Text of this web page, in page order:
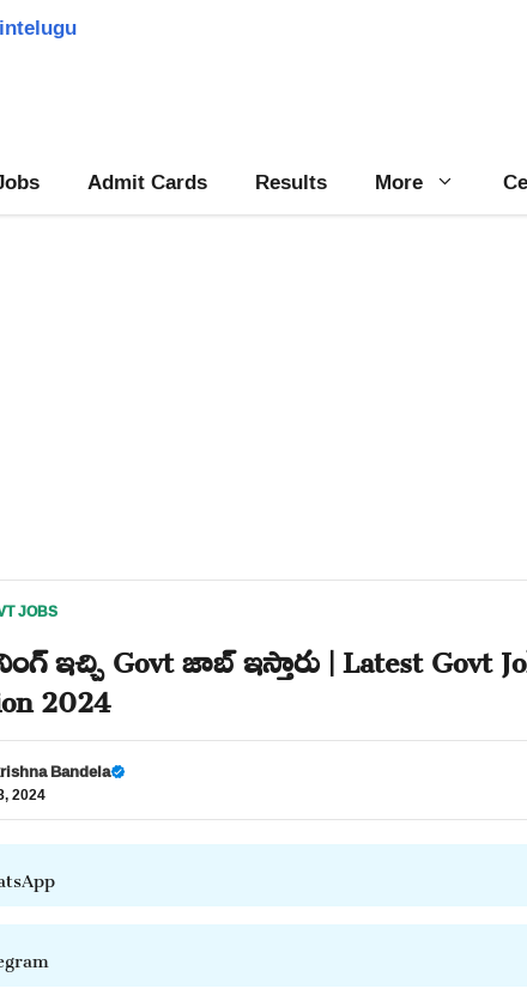
Admit Cards Results More
JOBS
ఇచ్చి Govt జాబ్ ఇస్తారు | Latest Govt
2024
Bandela
2024